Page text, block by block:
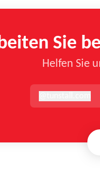
Sie
Helfen Sie
tunstall.com